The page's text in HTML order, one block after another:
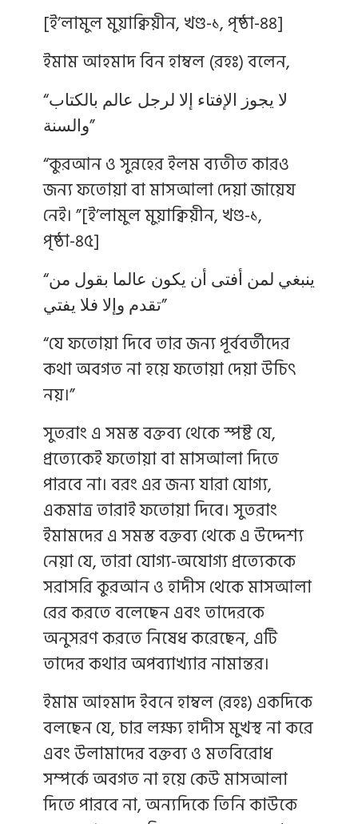
[ই’লামুল মুয়াক্বিয়ীন, খণ্ড-১, পৃষ্ঠা-৪৪]
ইমাম আহমাদ বিন হাম্বল (রহঃ) বলেন,
“لا يجوز الإفتاء إلا لرجل عالم بالكتاب
والسنة”
“কুরআন ও সুন্নহের ইলম ব্যতীত কারও
জন্য ফতোয়া বা মাসআলা দেয়া জায়েয
নেই। ”[ই’লামুল মুয়াক্বিয়ীন, খণ্ড-১,
পৃষ্ঠা-৪৫]
“ينبغي لمن أفتى أن يكون عالما بقول من
تقدم وإلا فلا يفتي”
“যে ফতোয়া দিবে তার জন্য পূর্ববর্তীদের
কথা অবগত না হয়ে ফতোয়া দেয়া উচিৎ
নয়।”
সুতরাং এ সমস্ত বক্তব্য থেকে স্পষ্ট যে,
প্রত্যেকেই ফতোয়া বা মাসআলা দিতে
পারবে না। বরং এর জন্য যারা যোগ্য,
একমাত্র তারাই ফতোয়া দিবে। সুতরাং
ইমামদের এ সমস্ত বক্তব্য থেকে এ উদ্দেশ্য
নেয়া যে, তারা যোগ্য-অযোগ্য প্রত্যেককে
সরাসরি কুরআন ও হাদীস থেকে মাসআলা
রের করতে বলেছেন এবং তাদেরকে
অনুসরণ করতে নিষেধ করেছেন, এটি
তাদের কথার অপব্যাখ্যার নামান্তর।
ইমাম আহমাদ ইবনে হাম্বল (রহঃ) একদিকে
বলছেন যে, চার লক্ষ্য হাদীস মুখস্থ না করে
এবং উলামাদের বক্তব্য ও মতবিরোধ
সম্পর্কে অবগত না হয়ে কেউ মাসআলা
দিতে পারবে না, অন্যদিকে তিনি কাউকে